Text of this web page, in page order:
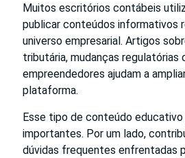
Muitos escritórios contábeis
publicar conteúdos informativos
universo empresarial. Artigos
tributária, mudanças regulatórias
empreendedores ajudam a
plataforma.
Esse tipo de conteúdo
importantes. Por um lado,
dúvidas frequentes enfrentadas